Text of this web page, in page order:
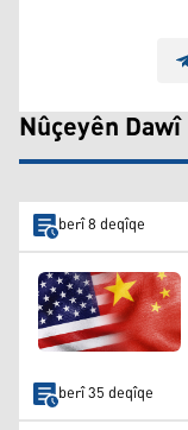
Nûçeyên Dawî
berî 8 deqîqe
berî 35 deqîqe